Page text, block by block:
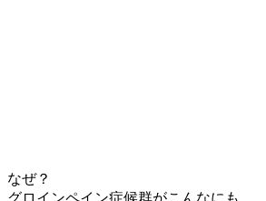
なぜ？
グロインペイン症候群がこんなにも